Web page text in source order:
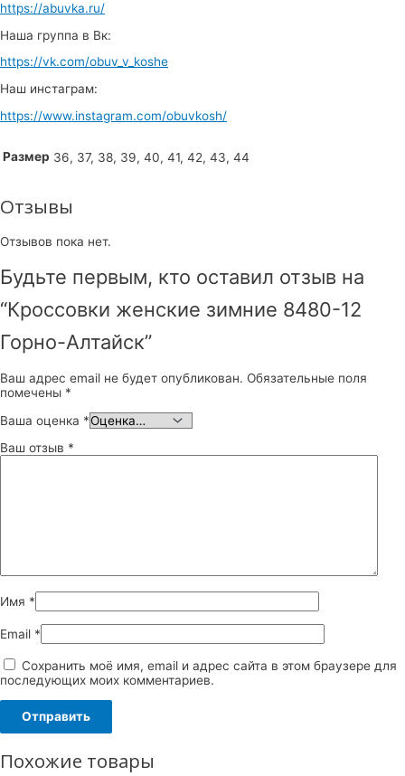
https://abuvka.ru/
Наша группа в Вк:
https://vk.com/obuv_v_koshe
Наш инстаграм:
https://www.instagram.com/obuvkosh/
Размер 36, 37, 38, 39, 40, 41, 42, 43, 44
Отзывы
Отзывов пока нет.
Будьте первым, кто оставил отзыв на
“Кроссовки женские зимние 8480-12
Горно-Алтайск”
Ваш адрес email не будет опубликован. Обязательные поля
помечены *
Ваша оценка *
Ваш отзыв *
Имя *
Email *
Сохранить моё имя, email и адрес сайта в этом браузере для
последующих моих комментариев.
Похожие товары